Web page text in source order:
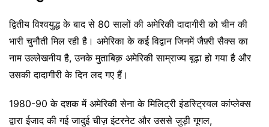
द्वितीय विश्वयुद्ध के बाद से 80 सालों की अमेरिकी दादागीरी को चीन की
भारी चुनौती मिल रही है। अमेरिका के कई विद्वान जिनमें जैफ़्री सैक्स का
नाम उल्लेखनीय है, उनके मुताबिक़ अमेरिकी साम्राज्य बूढ़ा हो गया है और
उसकी दादागीरी के दिन लद गए हैं।
1980-90 के दशक में अमेरिकी सेना के मिलिट्री इंडस्ट्रियल कांप्लेक्स
द्वारा ईजाद की गई जादुई चीज़ इंटरनेट और उससे जुड़ी गूगल,